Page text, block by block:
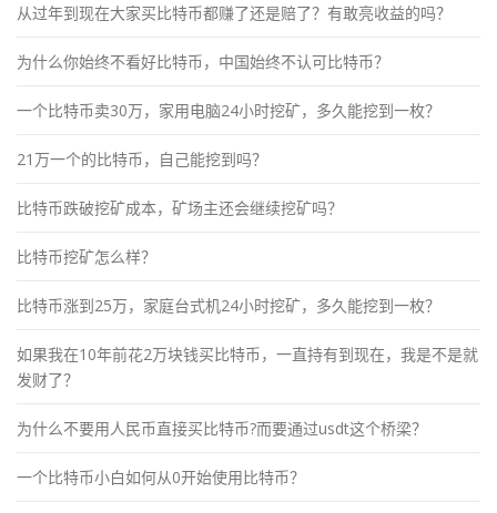
从过年到现在大家买比特币都赚了还是赔了？有敢亮收益的吗？
为什么你始终不看好比特币，中国始终不认可比特币？
一个比特币卖30万，家用电脑24小时挖矿，多久能挖到一枚？
21万一个的比特币，自己能挖到吗？
比特币跌破挖矿成本，矿场主还会继续挖矿吗？
比特币挖矿怎么样？
比特币涨到25万，家庭台式机24小时挖矿，多久能挖到一枚？
如果我在10年前花2万块钱买比特币，一直持有到现在，我是不是就
发财了？
为什么不要用人民币直接买比特币?而要通过usdt这个桥梁？
一个比特币小白如何从0开始使用比特币？